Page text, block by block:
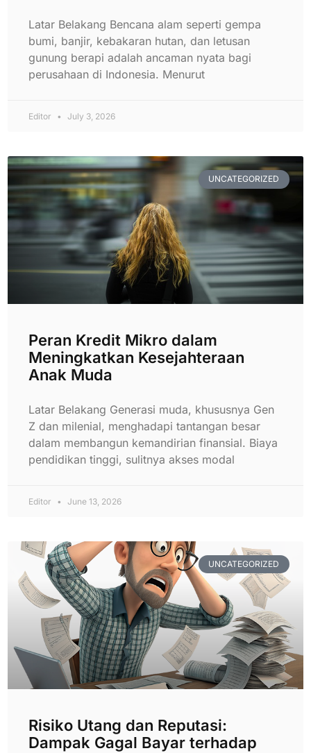
Latar Belakang Bencana alam seperti gempa
bumi, banjir, kebakaran hutan, dan letusan
gunung berapi adalah ancaman nyata bagi
perusahaan di Indonesia. Menurut
Editor July 3, 2026
UNCATEGORIZED
Peran Kredit Mikro dalam
Meningkatkan Kesejahteraan
Anak Muda
Latar Belakang Generasi muda, khususnya Gen
Z dan milenial, menghadapi tantangan besar
dalam membangun kemandirian finansial. Biaya
pendidikan tinggi, sulitnya akses modal
Editor June 13, 2026
UNCATEGORIZED
Risiko Utang dan Reputasi:
Dampak Gagal Bayar terhadap